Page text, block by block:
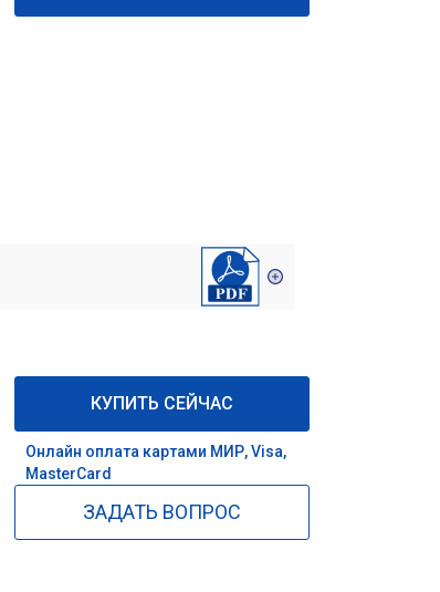
КУПИТЬ СЕЙЧАС
Онлайн оплата картами МИР, Visa,
MasterCard
ЗАДАТЬ ВОПРОС